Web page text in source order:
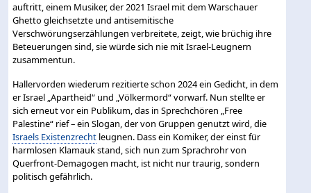
auftritt, einem Musiker, der 2021 Israel mit dem Warschauer
Ghetto gleichsetzte und antisemitische
Verschwörungserzählungen verbreitete, zeigt, wie brüchig ihre
Beteuerungen sind, sie würde sich nie mit Israel-Leugnern
zusammentun.
Hallervorden wiederum rezitierte schon 2024 ein Gedicht, in dem
er Israel „Apartheid“ und „Völkermord“ vorwarf. Nun stellte er
sich erneut vor ein Publikum, das in Sprechchören „Free
Palestine“ rief – ein Slogan, der von Gruppen genutzt wird, die
Israels Existenzrecht leugnen. Dass ein Komiker, der einst für
harmlosen Klamauk stand, sich nun zum Sprachrohr von
Querfront-Demagogen macht, ist nicht nur traurig, sondern
politisch gefährlich.